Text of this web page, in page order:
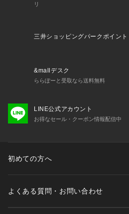
リ
三井ショッピングパークポイント
&mallデスク
ららぽーと受取なら送料無料
LINE公式アカウント
お得なセール・クーポン情報配信中
初めての方へ
よくある質問・お問い合わせ